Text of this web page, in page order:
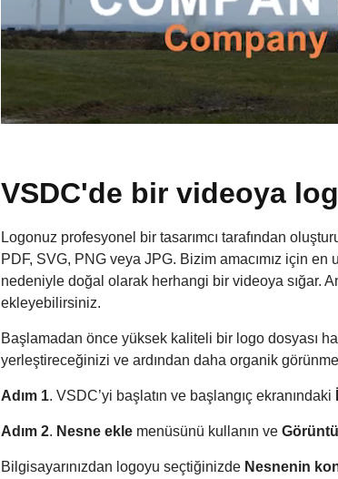
VSDC'de bir videoya
Logonuz profesyonel bir tasarımcı tarafından
PDF, SVG, PNG veya JPG. Bizim amacımız için
nedeniyle doğal olarak herhangi bir videoya sığar.
ekleyebilirsiniz.
Başlamadan önce yüksek kaliteli bir logo dosyası
yerleştireceğinizi ve ardından daha organik
Adım 1. VSDC’yi başlatın ve başlangıç ekranındaki
Adım 2. Nesne ekle menüsünü kullanın ve Görüntü
Bilgisayarınızdan logoyu seçtiğinizde Nesnenin